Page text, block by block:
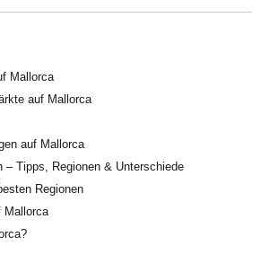
Mallorca
auf Mallorca
auf Mallorca
– Tipps, Regionen & Unterschiede
Regionen
Mallorca